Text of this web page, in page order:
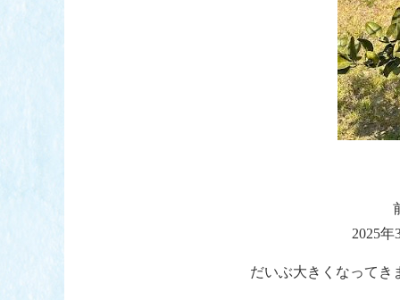
2025
だいぶ大きくなってき